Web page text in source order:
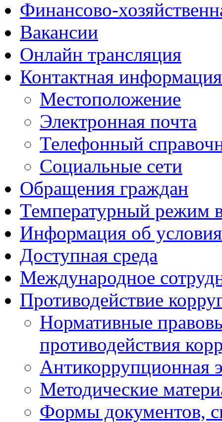
Финансово-
Вакансии
Онлайн трансляция
Контактная информация
Местоположение
Электронная почта
Телефонный
Социальные сети
Обращения граждан
Температурный режим
Информация об
Доступная среда
Международное
Противодействие
Нормативные
противодействия
Антикоррупционная
Методические
Формы документов,